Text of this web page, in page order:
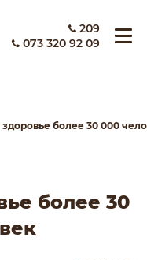
209
073 320 92 09
более 30 000
более 30